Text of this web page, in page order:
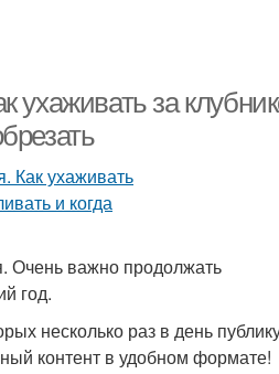
ухаживать за
Очень важно продолжать
год.
несколько раз в день
контент в удобном формате!